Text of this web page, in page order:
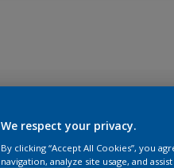
We respect your privacy.
By clicking “Accept All Cookies”, you
navigation, analyze site usage, and